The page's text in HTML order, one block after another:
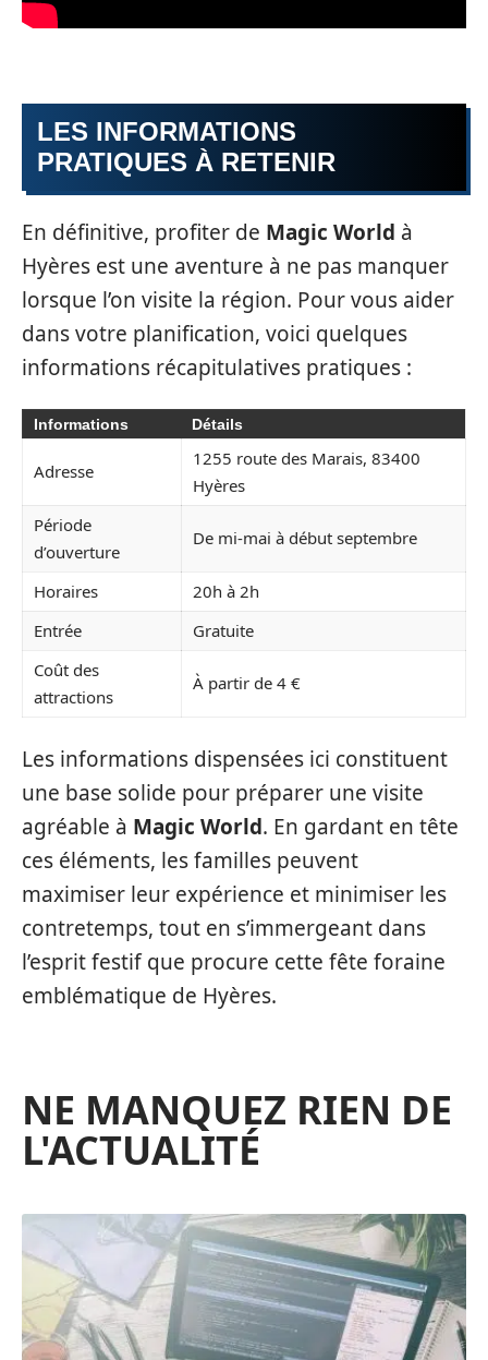
LES INFORMATIONS
PRATIQUES À RETENIR
En définitive, profiter de Magic World à
Hyères est une aventure à ne pas manquer
lorsque l’on visite la région. Pour vous aider
dans votre planification, voici quelques
informations récapitulatives pratiques :
Informations Détails
Adresse
1255 route des Marais, 83400
Hyères
Période
d’ouverture
De mi-mai à début septembre
Horaires
20h à 2h
Entrée
Gratuite
Coût des
attractions
À partir de 4 €
Les informations dispensées ici constituent
une base solide pour préparer une visite
agréable à Magic World. En gardant en tête
ces éléments, les familles peuvent
maximiser leur expérience et minimiser les
contretemps, tout en s’immergeant dans
l’esprit festif que procure cette fête foraine
emblématique de Hyères.
NE MANQUEZ RIEN DE
L'ACTUALITÉ